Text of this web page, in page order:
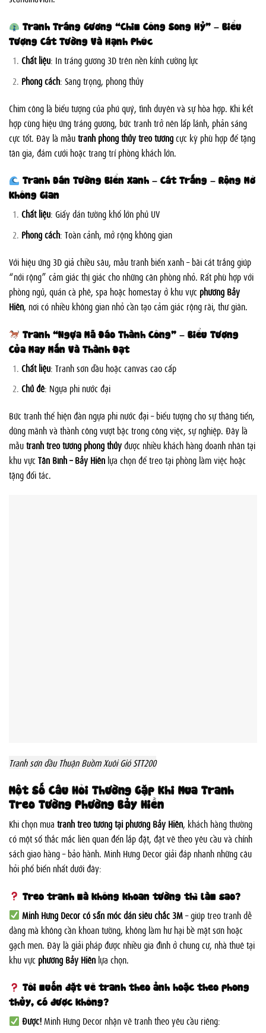
Tranh Tráng Gương “Chim Công Song Hỷ” – Biểu
Tượng Cát Tường Và Hạnh Phúc
Chất liệu: In tráng gương 3D trên nền kính cường lực
Phong cách: Sang trọng, phong thủy
Chim công là biểu tượng của phú quý, tình duyên và sự hòa hợp. Khi kết
hợp cùng hiệu ứng tráng gương, bức tranh trở nên lấp lánh, phản sáng
cực tốt. Đây là mẫutranh phong thủy treo tườngcực kỳ phù hợp để tặng
tân gia, đám cưới hoặc trang trí phòng khách lớn.
Tranh Dán Tường Biển Xanh – Cát Trắng – Rộng Mở
Không Gian
Chất liệu: Giấy dán tường khổ lớn phủ UV
Phong cách: Toàn cảnh, mở rộng không gian
Với hiệu ứng 3D giả chiều sâu, mẫu tranh biển xanh – bãi cát trắng giúp
“nới rộng” cảm giác thị giác cho những căn phòng nhỏ. Rất phù hợp với
phòng ngủ, quán cà phê, spa hoặc homestay ở khu vực phường Bảy
Hiền, nơi có nhiều không gian nhỏ cần tạo cảm giác rộng rãi, thư giãn.
Tranh “Ngựa Mã Đáo Thành Công” – Biểu Tượng
Của May Mắn Và Thành Đạt
Chất liệu: Tranh sơn dầu hoặc canvas cao cấp
Chủ đề: Ngựa phi nước đại
Bức tranh thể hiện đàn ngựa phi nước đại – biểu tượng cho sự thăng tiến,
dũng mãnh và thành công vượt bậc trong công việc, sự nghiệp. Đây là
mẫutranh treo tường phong thủyđược nhiều khách hàng doanh nhân tại
khu vựcTân Bình – Bảy Hiền lựa chọn để treo tại phòng làm việc hoặc
tặng đối tác.
Tranh sơn dầu Thuận Buồm Xuôi Gió STT200
Một Số Câu Hỏi Thường Gặp Khi Mua Tranh
Treo Tường Phường Bảy Hiền
Khi chọn mua tranh treo tường tại phường Bảy Hiền, khách hàng thường
có một số thắc mắc liên quan đến lắp đặt, đặt vẽ theo yêu cầu và chính
sách giao hàng – bảo hành. Minh Hưng Decor giải đáp nhanh những câu
hỏi phổ biến nhất dưới đây:
Treo tranh mà không khoan tường thì làm sao?
Minh Hưng Decor có sẵn móc dán siêu chắc 3M– giúp treo tranh dễ
dàng mà không cần khoan tường, không làm hư hại bề mặt sơn hoặc
gạch men. Đây là giải pháp được nhiều gia đình ở chung cư, nhà thuê tại
khu vực phường Bảy Hiền lựa chọn.
Tôi muốn đặt vẽ tranh theo ảnh hoặc theo phong
thủy, có được không?
Được!Minh Hưng Decor nhận vẽ tranh theo yêu cầu riêng: